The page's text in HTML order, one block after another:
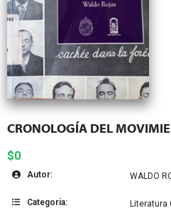
CRONOLOGÍA DEL
$0
Autor: WALDO
Categoría: Literatura